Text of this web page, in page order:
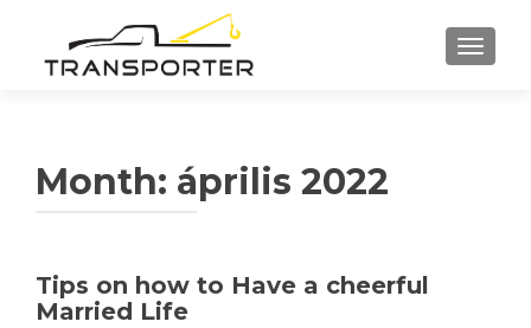
Month: április 2022
Tips on how to Have a cheerful
Married Life